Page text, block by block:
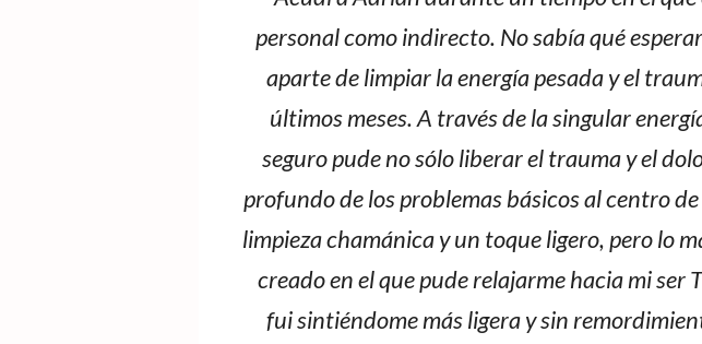
personal como indirecto. No sabía qué
aparte de limpiar la energía pesada y el
últimos meses. A través de la singular
seguro pude no sólo liberar el trauma y el
profundo de los problemas básicos al centro
limpieza chamánica y un toque ligero, pero lo
creado en el que pude relajarme hacia mi ser
fui sintiéndome más ligera y sin